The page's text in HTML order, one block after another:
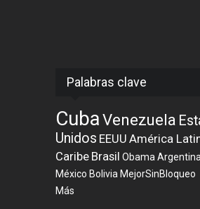
Palabras clave
CubaVenezuela
Unidos EEUU América
Caribe Brasil Obama Argentina
México Bolivia MejorSinBloqueo
Más